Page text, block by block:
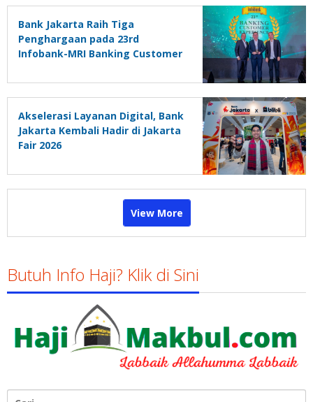
Bank Jakarta Raih Tiga
Penghargaan pada 23rd
Infobank-MRI Banking Customer
Akselerasi Layanan Digital, Bank
Jakarta Kembali Hadir di Jakarta
Fair 2026
View More
Butuh Info Haji? Klik di Sini